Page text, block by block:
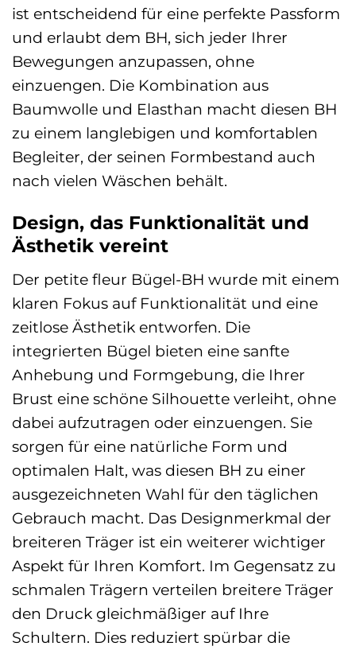
ist entscheidend für eine perfekte Passform
und erlaubt dem BH, sich jeder Ihrer
Bewegungen anzupassen, ohne
einzuengen. Die Kombination aus
Baumwolle und Elasthan macht diesen BH
zu einem langlebigen und komfortablen
Begleiter, der seinen Formbestand auch
nach vielen Wäschen behält.
Design, das Funktionalität und
Ästhetik vereint
Der petite fleur Bügel-BH wurde mit einem
klaren Fokus auf Funktionalität und eine
zeitlose Ästhetik entworfen. Die
integrierten Bügel bieten eine sanfte
Anhebung und Formgebung, die Ihrer
Brust eine schöne Silhouette verleiht, ohne
dabei aufzutragen oder einzuengen. Sie
sorgen für eine natürliche Form und
optimalen Halt, was diesen BH zu einer
ausgezeichneten Wahl für den täglichen
Gebrauch macht. Das Designmerkmal der
breiteren Träger ist ein weiterer wichtiger
Aspekt für Ihren Komfort. Im Gegensatz zu
schmalen Trägern verteilen breitere Träger
den Druck gleichmäßiger auf Ihre
Schultern. Dies reduziert spürbar die